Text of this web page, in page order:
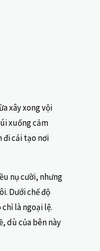
xây xong vội
xuống cảm
đi cải tạo nơi
nụ cười, nhưng
Dưới chế độ
là ngoại lệ.
dù của bên này